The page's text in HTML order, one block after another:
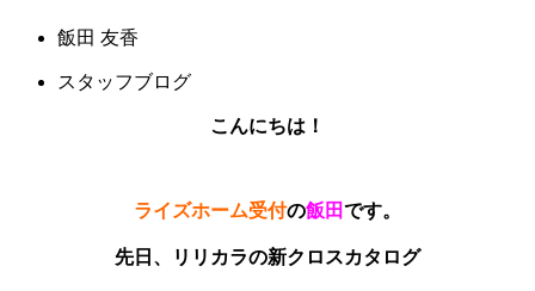
飯田 友香
スタッフブログ
こんにちは！
ライズホーム受付の飯田です。
先日、リリカラの新クロスカタログ